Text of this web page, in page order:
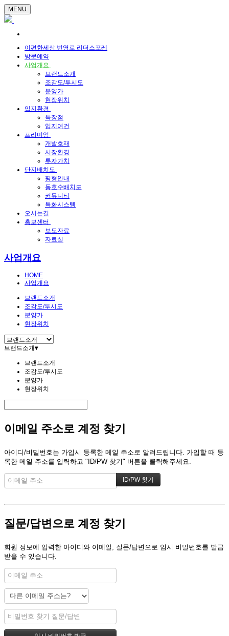
MENU
이편한세상 번영로 리더스포레
방문예약
사업개요
브랜드소개
조감도/투시도
분양가
현장위치
입지환경
특장점
입지여건
프리미엄
개발호재
시장환경
투자가치
단지배치도
평형안내
동호수배치도
커뮤니티
특화시스템
오시는길
홍보센터
보도자료
자료실
사업개요
HOME
사업개요
브랜드소개
조감도/투시도
분양가
현장위치
브랜드소개▾
브랜드소개
조감도/투시도
분양가
현장위치
이메일 주소로 계정 찾기
아이디/비밀번호는 가입시 등록한 메일 주소로 알려드립니다. 가입할 때 등
록한 메일 주소를 입력하고 "ID/PW 찾기" 버튼을 클릭해주세요.
질문/답변으로 계정 찾기
회원 정보에 입력한 아이디와 이메일, 질문/답변으로 임시 비밀번호를 발급
받을 수 있습니다.